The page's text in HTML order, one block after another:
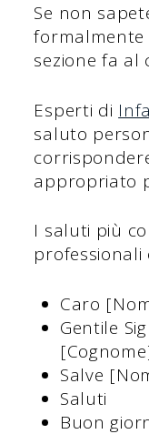
Se non
formalmente
sezione fa al
Esperti di
saluto
appropriato
I saluti più
professionali
Caro
Gentile
Salve
Saluti
Buon